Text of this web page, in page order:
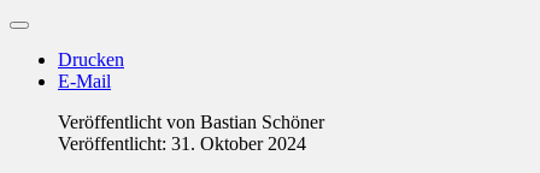
Drucken
E-Mail
Veröffentlicht von Bastian Schöner
Veröffentlicht: 31. Oktober 2024